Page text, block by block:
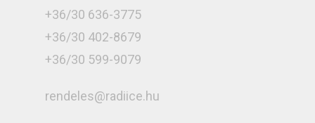
+36/30 636-3775
+36/30 402-8679
+36/30 599-9079
rendeles@radiice.hu